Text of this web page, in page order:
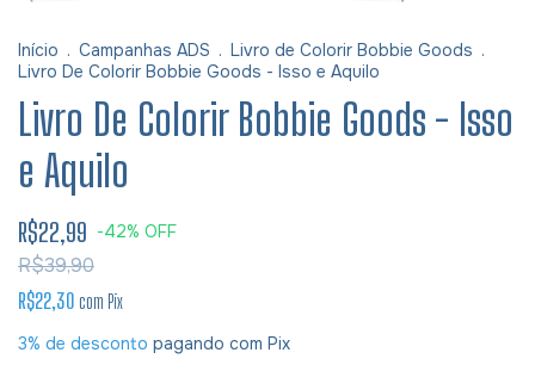
Início . Campanhas ADS . Livro de Colorir Bobbie Goods .
Livro De Colorir Bobbie Goods - Isso e Aquilo
Livro De Colorir Bobbie Goods - Isso
e Aquilo
R$22,99 -42% OFF
R$39,90
R$22,30 com Pix
3% de desconto pagando com Pix